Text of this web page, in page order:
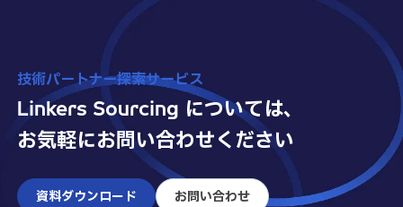
技術パートナー探索サービス
Linkers Sourcing については、
お気軽にお問い合わせください
資料ダウンロード お問い合わせ